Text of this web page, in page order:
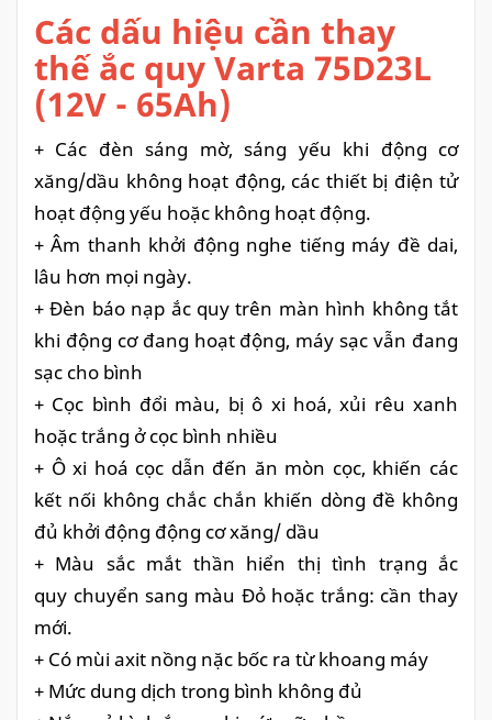
Các dấu hiệu cần thay
thế ắc quy Varta 75D23L
(12V - 65Ah)
+ Các đèn sáng mờ, sáng yếu khi động cơ
xăng/dầu không hoạt động, các thiết bị điện tử
hoạt động yếu hoặc không hoạt động.
+ Âm thanh khởi động nghe tiếng máy đề dai,
lâu hơn mọi ngày.
+ Đèn báo nạp ắc quy trên màn hình không tắt
khi động cơ đang hoạt động, máy sạc vẫn đang
sạc cho bình
+ Cọc bình đổi màu, bị ô xi hoá, xủi rêu xanh
hoặc trắng ở cọc bình nhiều
+ Ô xi hoá cọc dẫn đến ăn mòn cọc, khiến các
kết nối không chắc chắn khiến dòng đề không
đủ khởi động động cơ xăng/ dầu
+ Màu sắc mắt thần hiển thị tình trạng ắc
quy chuyển sang màu Đỏ hoặc trắng: cần thay
mới.
+ Có mùi axit nồng nặc bốc ra từ khoang máy
+ Mức dung dịch trong bình không đủ